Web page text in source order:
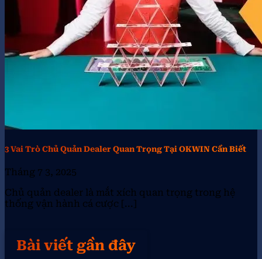
3 Vai Trò Chủ Quản Dealer Quan Trọng Tại OKWIN Cần Biết
Tháng 7 3, 2025
Chủ quản dealer là mắt xích quan trọng trong hệ
thống vận hành cá cược [...]
Bài viết gần đây